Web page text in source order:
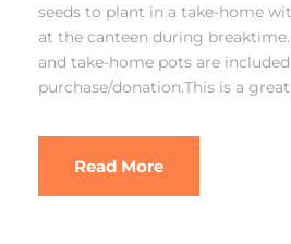
seeds to plant in a take-home
at the canteen during
and take-home pots are
purchase/donation.This is a
Read More